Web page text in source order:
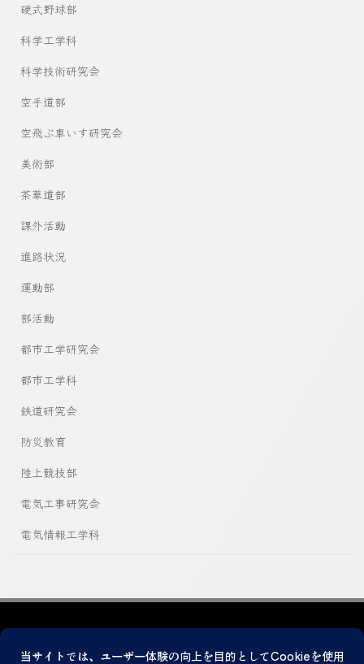
硬式野球部
科学工学科
科学技術研究会
空手道部
空飛ぶ車いす研究会
美術部
茶華道部
課外活動
進路状況
運動部
部活動
都市工学研究会
都市工学科
鉄道研究会
防災教育
陸上競技部
電気工事研究会
電気情報工学科